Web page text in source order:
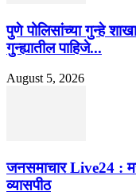
पुणे पोलिसांच्या गुन्हे
गुन्ह्यातील पाहिजे...
August 5, 2026
जनसमाचार Live24 :
व्यासपीठ